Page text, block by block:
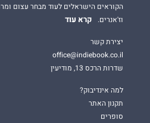
הקוראים הישראלים לעוד מבחר עצום
וז'אנרים.
קרא עוד
יצירת קשר
office@indiebook.co.il
שדרות הרכס 13, מודיעין
למה אינדיבוק?
תקנון האתר
סופרים